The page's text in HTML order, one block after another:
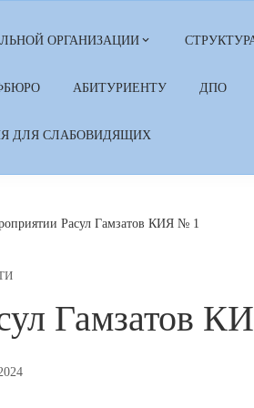
ОРГАНИЗАЦИИ
АБИТУРИЕНТУ ДПО
ДЛЯ СЛАБОВИДЯЩИХ
Расул Гамзатов КИЯ № 1
Гамзатов